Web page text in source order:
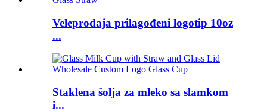
Veleprodaja prilagođeni logotip 10oz
...
Staklena šolja za mleko sa slamkom
i...